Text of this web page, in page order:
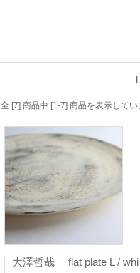
全 [7] 商品中 [1-7] 商品を表示してい